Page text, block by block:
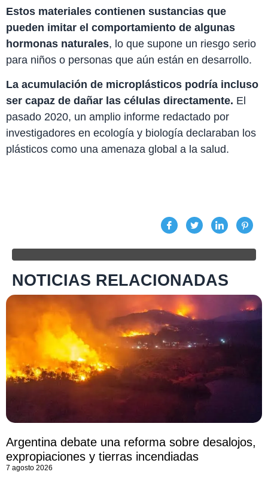
Estos materiales contienen sustancias que
pueden imitar el comportamiento de algunas
hormonas naturales, lo que supone un riesgo serio
para niños o personas que aún están en desarrollo.
La acumulación de microplásticos podría incluso
ser capaz de dañar las células directamente. El
pasado 2020, un amplio informe redactado por
investigadores en ecología y biología declaraban los
plásticos como una amenaza global a la salud.
NOTICIAS RELACIONADAS
Argentina debate una reforma sobre desalojos,
expropiaciones y tierras incendiadas
7 agosto 2026